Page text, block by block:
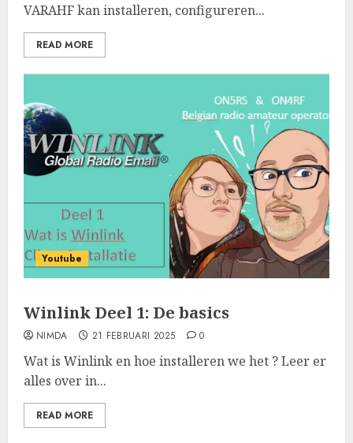
VARAHF kan installeren, configureren...
READ MORE
Youtube
Winlink Deel 1: De basics
NIMDA 21 FEBRUARI 2025 0
Wat is Winlink en hoe installeren we het ? Leer er
alles over in...
READ MORE